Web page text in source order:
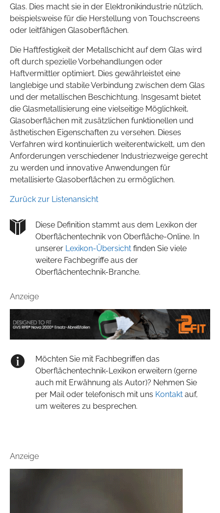
Glas. Dies macht sie in der Elektronikindustrie nützlich,
beispielsweise für die Herstellung von Touchscreens
oder leitfähigen Glasoberflächen.
Die Haftfestigkeit der Metallschicht auf dem Glas wird
oft durch spezielle Vorbehandlungen oder
Haftvermittler optimiert. Dies gewährleistet eine
langlebige und stabile Verbindung zwischen dem Glas
und der metallischen Beschichtung. Insgesamt bietet
die Glasmetallisierung eine vielseitige Möglichkeit,
Glasoberflächen mit zusätzlichen funktionellen und
ästhetischen Eigenschaften zu versehen. Dieses
Verfahren wird kontinuierlich weiterentwickelt, um den
Anforderungen verschiedener Industriezweige gerecht
zu werden und innovative Anwendungen für
metallisierte Glasoberflächen zu ermöglichen.
Zurück zur Listenansicht
Diese Definition stammt aus dem Lexikon der
Oberflächentechnik von Oberfläche-Online. In
unserer Lexikon-Übersicht finden Sie viele
weitere Fachbegriffe aus der
Oberflächentechnik-Branche.
Anzeige
Möchten Sie mit Fachbegriffen das
Oberflächentechnik-Lexikon erweitern (gerne
auch mit Erwähnung als Autor)? Nehmen Sie
per Mail oder telefonisch mit uns Kontakt auf,
um weiteres zu besprechen.
Anzeige